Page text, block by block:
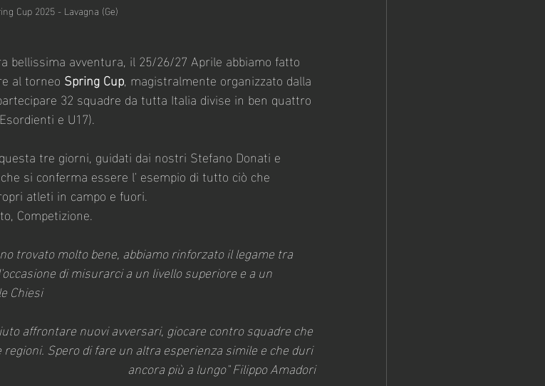
Cup 2025 - Lavagna (Ge)
bellissima avventura, il 25/26/27 Aprile abbiamo fatto
al torneo Spring Cup, magistralmente organizzato dalla
32 squadre da tutta Italia divise in ben quattro
e U17).
tre giorni, guidati dai nostri Stefano Donati e
si conferma essere l' esempio di tutto ciò che
atleti in campo e fuori.
Competizione.
trovato molto bene, abbiamo rinforzato il legame tra
di misurarci a un livello superiore e a un
Chiesi
affrontare nuovi avversari, giocare contro squadre che
Spero di fare un altra esperienza simile e che duri
ancora più a lungo" Filippo Amadori